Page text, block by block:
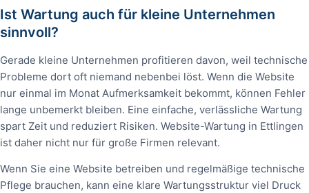
Ist Wartung auch für kleine Unternehmen
sinnvoll?
Gerade kleine Unternehmen profitieren davon, weil technische
Probleme dort oft niemand nebenbei löst. Wenn die Website
nur einmal im Monat Aufmerksamkeit bekommt, können Fehler
lange unbemerkt bleiben. Eine einfache, verlässliche Wartung
spart Zeit und reduziert Risiken. Website-Wartung in Ettlingen
ist daher nicht nur für große Firmen relevant.
Wenn Sie eine Website betreiben und regelmäßige technische
Pflege brauchen, kann eine klare Wartungsstruktur viel Druck